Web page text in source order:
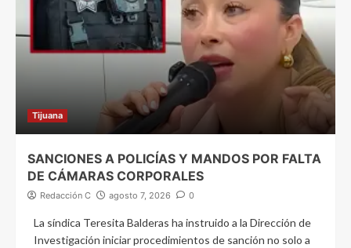
Tijuana
SANCIONES A POLICÍAS Y MANDOS POR FALTA
DE CÁMARAS CORPORALES
Redacción C agosto 7, 2026 0
La síndica Teresita Balderas ha instruido a la Dirección de
Investigación iniciar procedimientos de sanción no solo a